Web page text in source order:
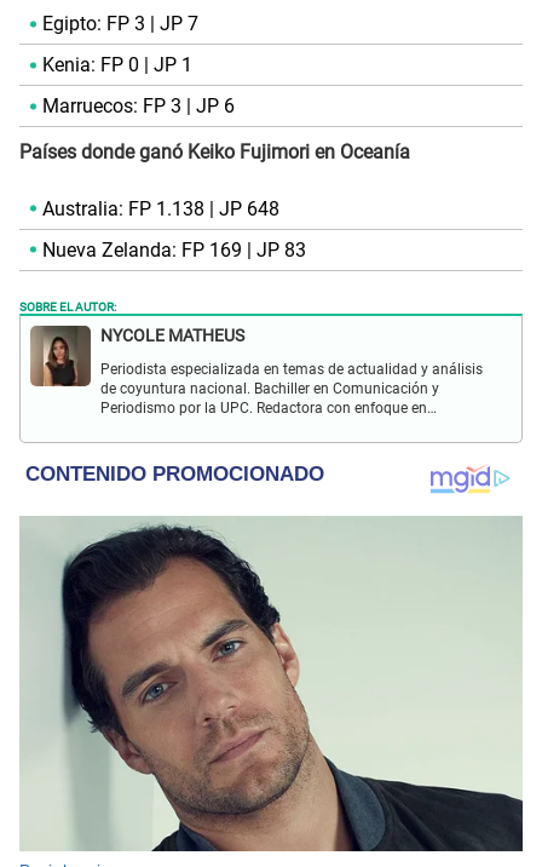
Egipto: FP 3 | JP 7
Kenia: FP 0 | JP 1
Marruecos: FP 3 | JP 6
Países donde ganó Keiko Fujimori en Oceanía
Australia: FP 1.138 | JP 648
Nueva Zelanda: FP 169 | JP 83
SOBRE EL AUTOR:
NYCOLE MATHEUS
Periodista especializada en temas de actualidad y análisis
de coyuntura nacional. Bachiller en Comunicación y
Periodismo por la UPC. Redactora con enfoque en
revista Wapa.